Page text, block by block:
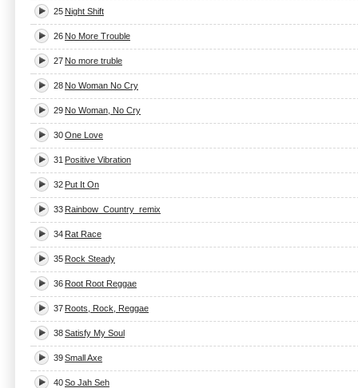
25 Night Shift
26 No More Trouble
27 No more truble
28 No Woman No Cry
29 No Woman, No Cry
30One Love
31 Positive Vibration
32 Put It On
33 Rainbow_Country_remix
34 Rat Race
35 Rock Steady
36 Root Root Reggae
37 Roots, Rock, Reggae
38Satisfy My Soul
39Small Axe
40So Jah Seh